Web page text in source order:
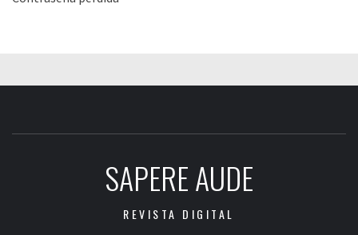
SAPERE AUDE
REVISTA DIGITAL